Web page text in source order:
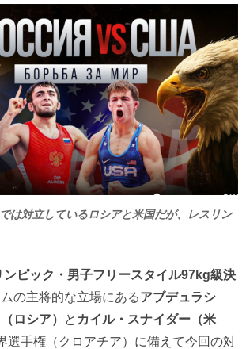
は対立しているロシアと米国だが、レスリン
ンピック・男子フリースタイル97kg級決
の主将的な立場にあるアブデュラシ
ロシア）
と カイル・スナイダー（米
選手権（クロアチア）に備えて今回の対